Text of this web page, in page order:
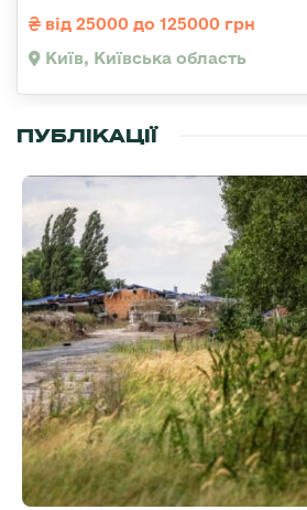
від 25000 до 125000 грн
Київ, Київська область
ПУБЛІКАЦІЇ